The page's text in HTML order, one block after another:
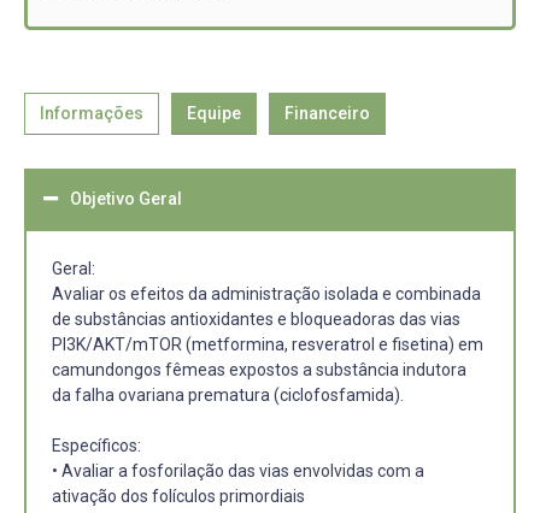
Informações Equipe Financeiro
Objetivo Geral
Geral:
Avaliar os efeitos da administração isolada e combinada
de substâncias antioxidantes e bloqueadoras das vias
PI3K/AKT/mTOR (metformina, resveratrol e fisetina) em
camundongos fêmeas expostos a substância indutora
da falha ovariana prematura (ciclofosfamida).
Específicos:
• Avaliar a fosforilação das vias envolvidas com a
ativação dos folículos primordiais